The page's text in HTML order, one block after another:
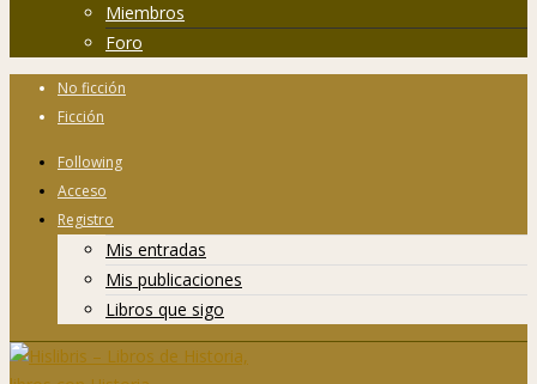
Miembros
Foro
No ficción
Ficción
Following
Acceso
Registro
Mis entradas
Mis publicaciones
Libros que sigo